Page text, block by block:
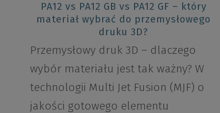
PA12 vs PA12 GB vs PA12 GF – który
materiał wybrać do przemysłowego
druku 3D?
Przemysłowy druk 3D – dlaczego
wybór materiału jest tak ważny? W
technologii Multi Jet Fusion (MJF) o
jakości gotowego elementu